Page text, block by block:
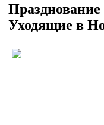
Празднование
Уходящие в